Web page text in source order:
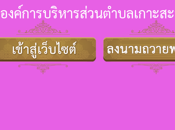
องค์การบริหารส่วนตำบลเกาะส